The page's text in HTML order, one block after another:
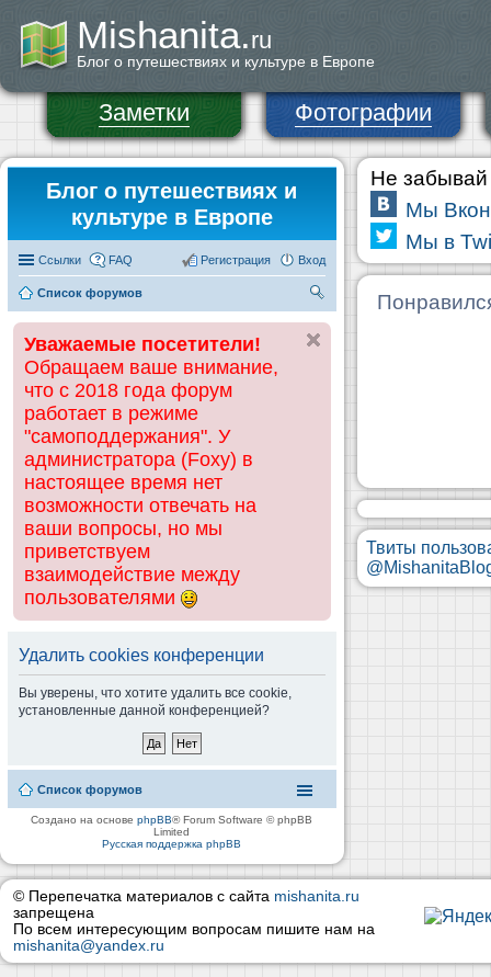
Mishanita.ru
Блог о путешествиях и культуре в Европе
Заметки Фотографии
Блог о путешествиях и
культуре в Европе
Ссылки FAQ Вход
Регистрация
Список форумов
ск
Уважаемые посетители!
Обращаем ваше внимание,
что с 2018 года форум
работает в режиме
"самоподдержания". У
администратора (Foxy) в
настоящее время нет
возможности отвечать на
ваши вопросы, но мы
приветствуем
взаимодействие между
пользователями
Удалить cookies конференции
Вы уверены, что хотите удалить все cookie,
установленные данной конференцией?
Список форумов
Создано на основеphpBB® Forum Software © phpBB
Limited
Русская поддержка phpBB
Не забывай
Мы
Мы в
Твиты
© Перепечатка материалов с сайта mishanita.ru
запрещена
По всем интересующим вопросам пишите нам на
mishanita@yandex.ru